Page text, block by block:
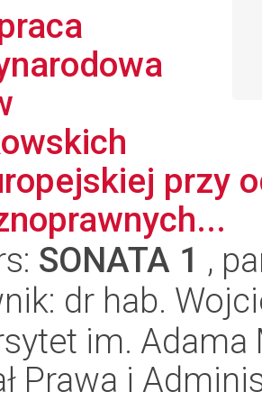
przy
SONATA 1 ,
dr hab.
im.
Prawa i